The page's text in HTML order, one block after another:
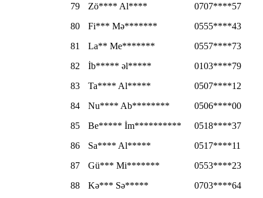
79
Zö**** Al****
0707****57
80
Fi*** Mə*******
0555****43
81
La** Me*******
0557****73
82
İb***** əl*****
0103****79
83
Ta**** Al*****
0507****12
84
Nu**** Ab********
0506****00
85
Be***** İm**********
0518****37
86
Sa**** Al*****
0517****11
87
Gü*** Mi*******
0553****23
88
Kə*** Sə*****
0703****64